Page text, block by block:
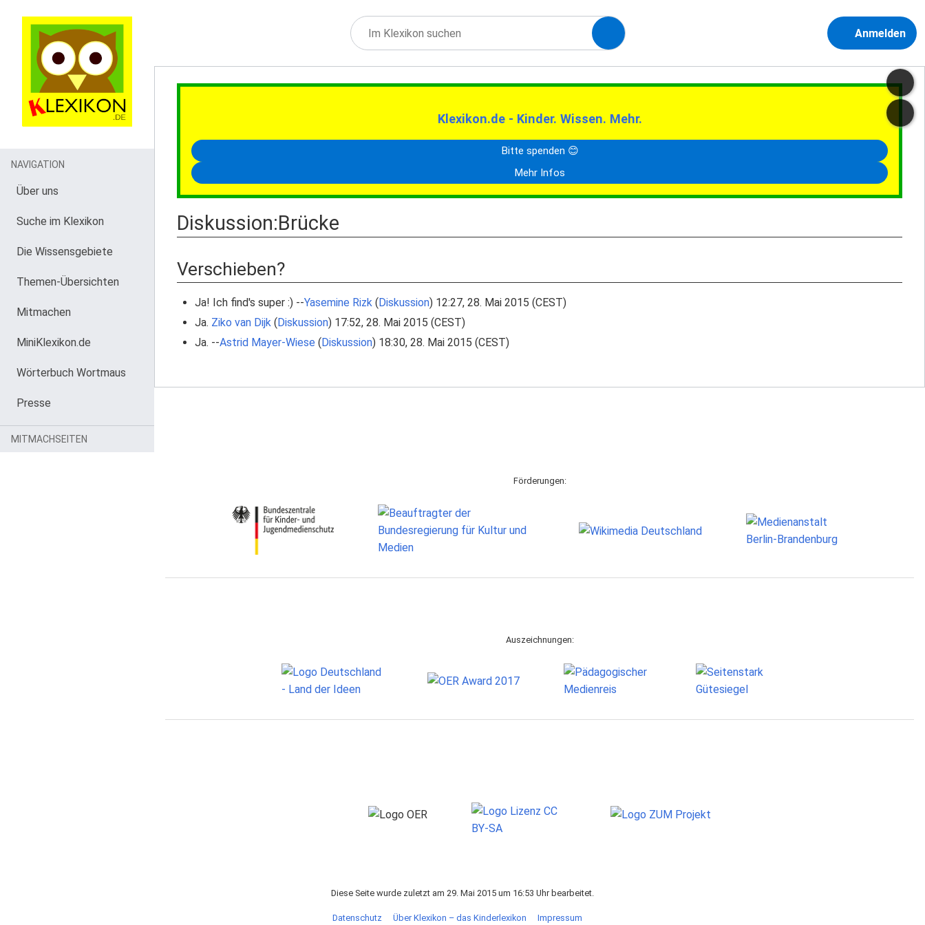
Anmelden
Klexikon.de - Kinder. Wissen. Mehr.
Bitte spenden 😊
Mehr Infos
Diskussion:Brücke
Verschieben?
Ja! Ich find's super :) --Yasemine Rizk(Diskussion) 12:27, 28. Mai 2015 (CEST)
Ja. Ziko van Dijk(Diskussion) 17:52, 28. Mai 2015 (CEST)
Ja. --Astrid Mayer-Wiese (Diskussion) 18:30, 28. Mai 2015 (CEST)
NAVIGATION
Über uns
Suche im Klexikon
Die Wissensgebiete
Themen-Übersichten
Mitmachen
MiniKlexikon.de
Wörterbuch Wortmaus
Presse
MITMACHSEITEN
Förderungen:
Auszeichnungen:
Diese Seite wurde zuletzt am 29. Mai 2015 um 16:53 Uhr bearbeitet.
Datenschutz Über Klexikon – das Kinderlexikon Impressum